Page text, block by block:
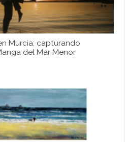
Murcia: capturando
del Mar Menor